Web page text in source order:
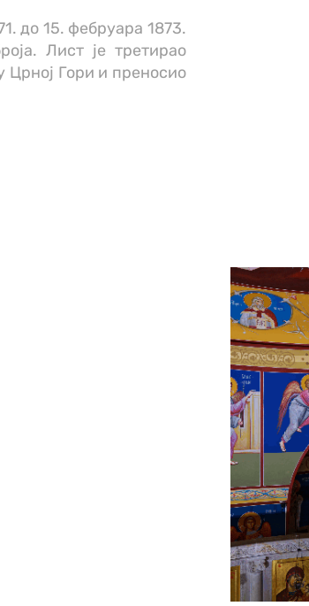
до 15. фебруара 1873.
Лист је третирао
Црној Гори и преносио